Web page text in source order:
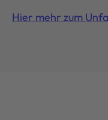
Hier mehr zum